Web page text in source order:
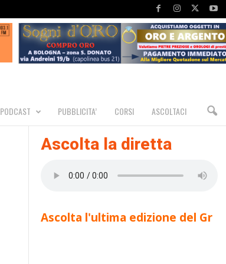
PODCAST PUBBLICITA’ CORSI ASCOLTACI
Ascolta la diretta
Ascolta l'ultima edizione del Gr